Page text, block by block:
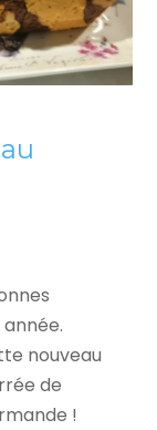
nouveau
de
!